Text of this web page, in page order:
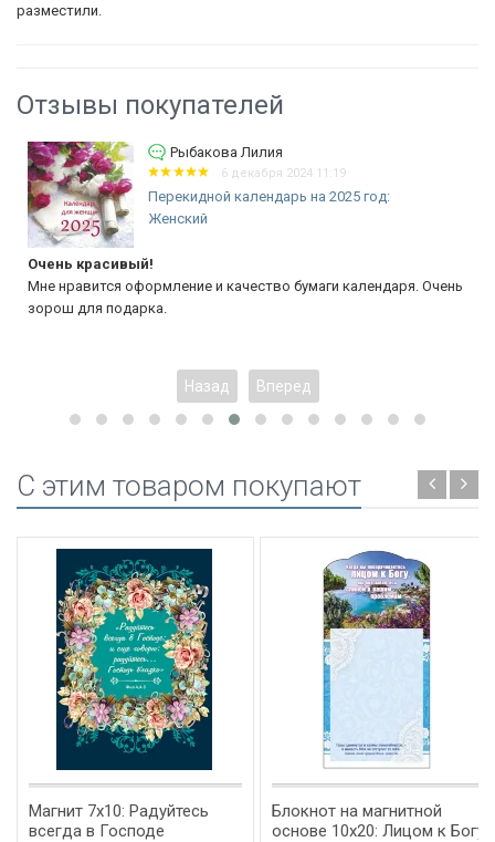
разместили.
Отзывы покупателей
Рыбакова Лилия
6 декабря 2024 11:19
Перекидной календарь на 2025 год:
Женский
Очень красивый!
Мне нравится оформление и качество бумаги календаря. Очень
зорош для подарка.
Назад Вперед
C этим товаром покупают
Магнит 7x10: Радуйтесь
всегда в Господе
Блокнот на магнитной
основе 10x20: Лицом к Богу